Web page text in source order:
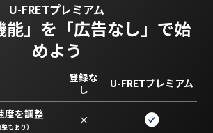
U-FRETプレミアム
能」を 「広告なし」で始
めよう
登録な
し
U-FRETプレミアム
度を調整
もあり） ×